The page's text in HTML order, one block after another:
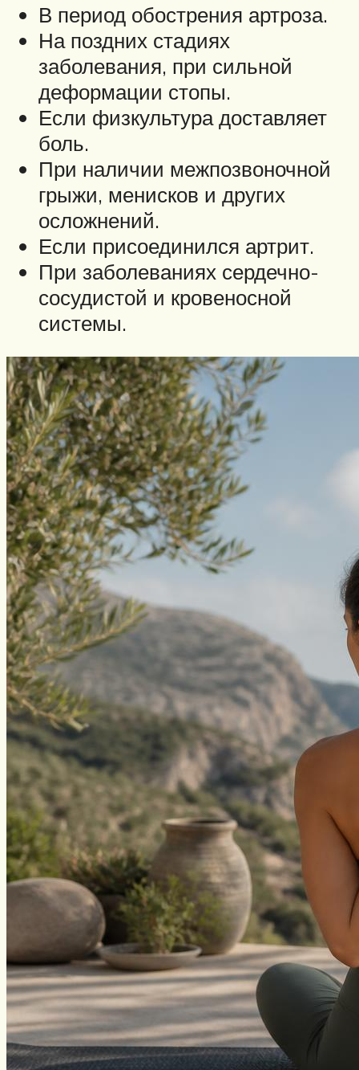
В период обострения артроза.
На поздних стадиях
заболевания, при сильной
деформации стопы.
Если физкультура доставляет
боль.
При наличии межпозвоночной
грыжи, менисков и других
осложнений.
Если присоединился артрит.
При заболеваниях сердечно-
сосудистой и кровеносной
системы.